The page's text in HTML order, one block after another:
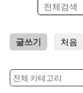
글쓰기 처음